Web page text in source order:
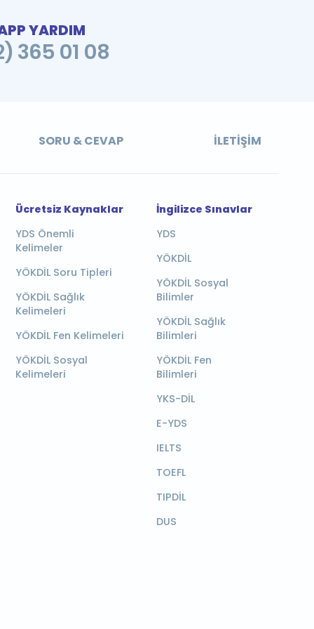
YARDIM
365 01 08
SORU & CEVAP İLETIŞIM
Ücretsiz Kaynaklar
YDS Önemli
Kelimeler
YÖKDİL Soru Tipleri
YÖKDİL Sağlık
Kelimeleri
YÖKDİL Fen Kelimeleri
YÖKDİL Sosyal
Kelimeleri
İngilizce Sınavlar
YDS
YÖKDİL
YÖKDİL Sosyal
Bilimler
YÖKDİL Sağlık
Bilimleri
YÖKDİL Fen
Bilimleri
YKS-DİL
E-YDS
IELTS
TOEFL
TIPDİL
DUS